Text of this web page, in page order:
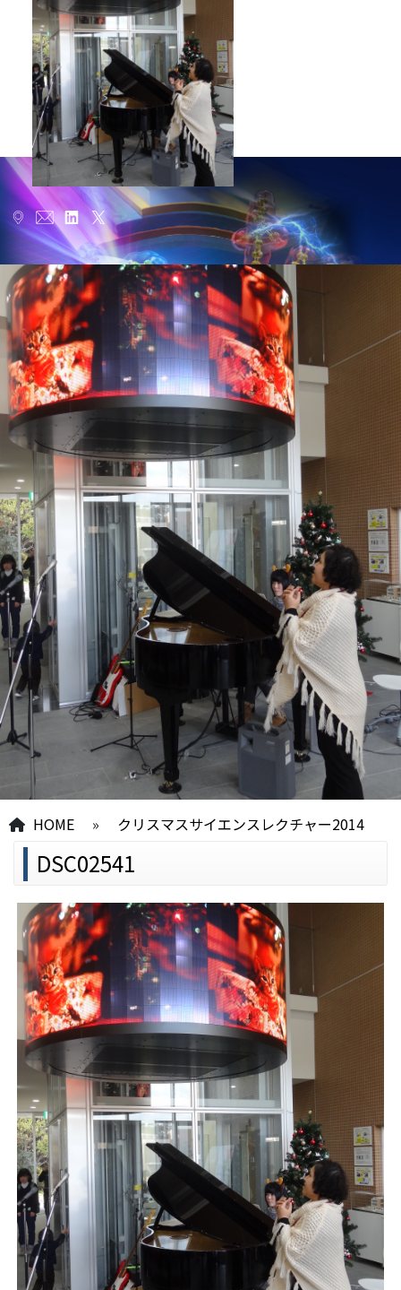
HOME » クリスマスサイエンスレクチャー2014
DSC02541